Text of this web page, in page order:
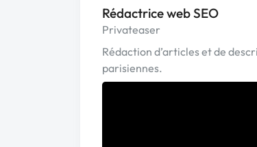
Rédactrice web SEO
Privateaser
Rédaction d’articles et de
parisiennes.